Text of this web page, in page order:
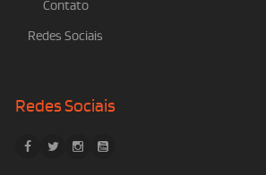
Contato
Redes Sociais
Redes Sociais